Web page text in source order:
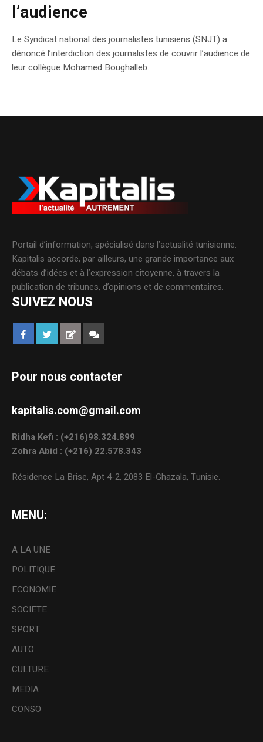
l’audience
Le Syndicat national des journalistes tunisiens (SNJT) a
dénoncé l’interdiction des journalistes de couvrir l’audience de
leur collègue Mohamed Boughalleb.
Portail d’information, spécialisé dans l’actualité tunisienne.
Kapitalis accorde, par ailleurs, une grande importance aux
débats d’idées et à l’expression citoyenne, à travers la
publication de tribunes, d’opinions et de commentaires.
SUIVEZ NOUS
Pour nous contacter
kapitalis.com@gmail.com
Ridha Kefi : (+216)98.324.899
Zohra Abid : (+216) 22.578.343
Résidence La Brise, Apt 4-2, 2083 El-Ghazala, Tunisie.
MENU:
A LA UNE
POLITIQUE
ECONOMIE
SOCIETE
SPORT
AUTO
CULTURE
MEDIA
CONSO